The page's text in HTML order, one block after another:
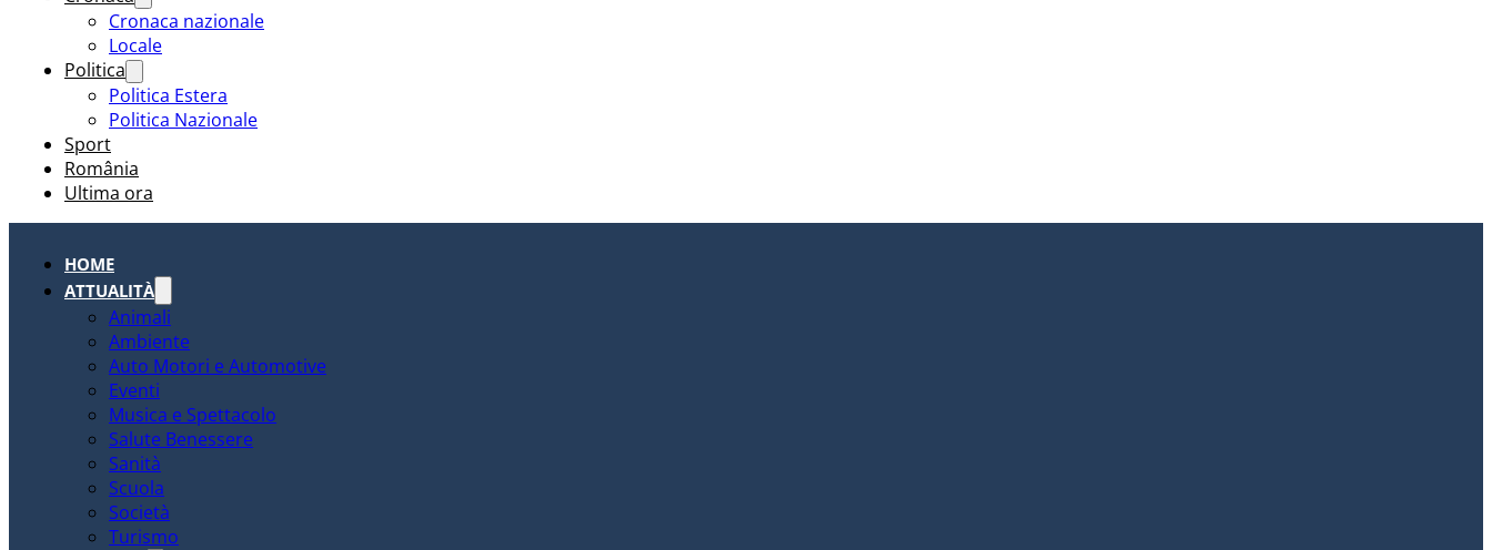
Cronaca nazionale
Locale
Politica
Politica Estera
Politica Nazionale
Sport
România
Ultima ora
HOME
ATTUALITÀ
Animali
Ambiente
Auto Motori e Automotive
Eventi
Musica e Spettacolo
Salute Benessere
Sanità
Scuola
Società
Turismo